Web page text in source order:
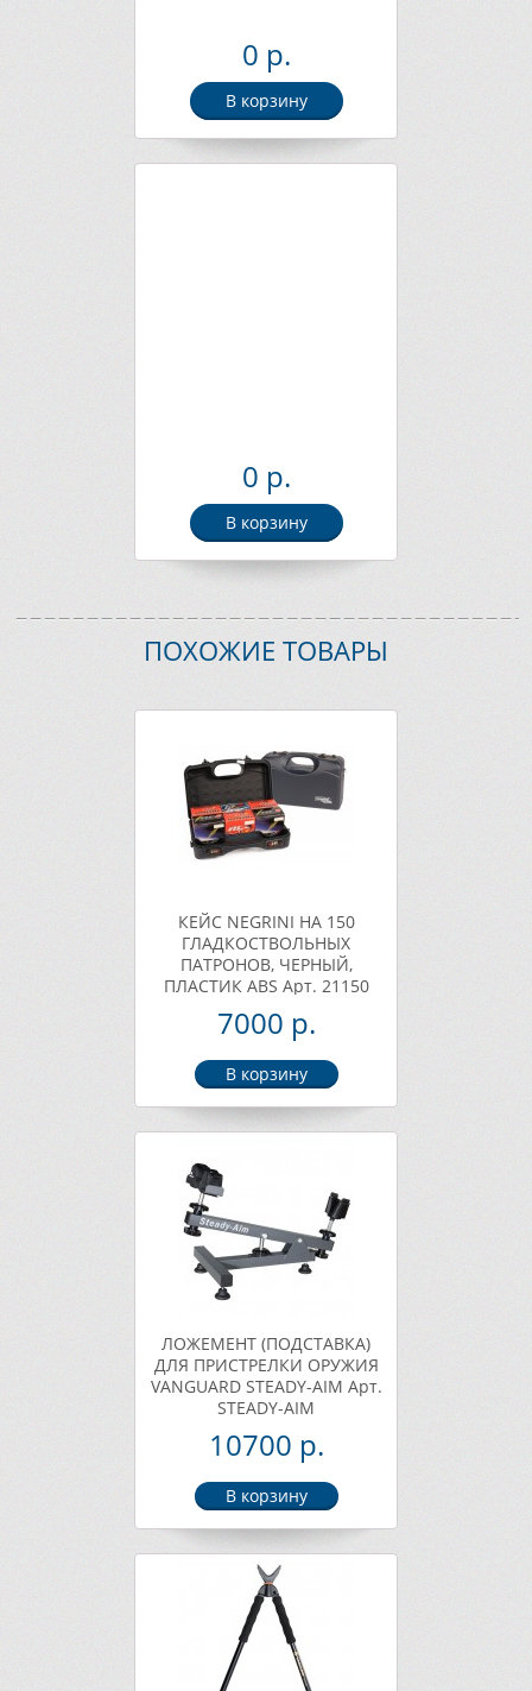
0 р.
В корзину
0 р.
В корзину
ПОХОЖИЕ ТОВАРЫ
КЕЙС NEGRINI НА 150
ГЛАДКОСТВОЛЬНЫХ
ПАТРОНОВ, ЧЕРНЫЙ,
ПЛАСТИК АВS Арт. 21150
7000 р.
ЛОЖЕМЕНТ (ПОДСТАВКА)
ДЛЯ ПРИСТРЕЛКИ ОРУЖИЯ
VANGUARD STEADY-AIM Арт.
STEADY-AIM
10700 р.